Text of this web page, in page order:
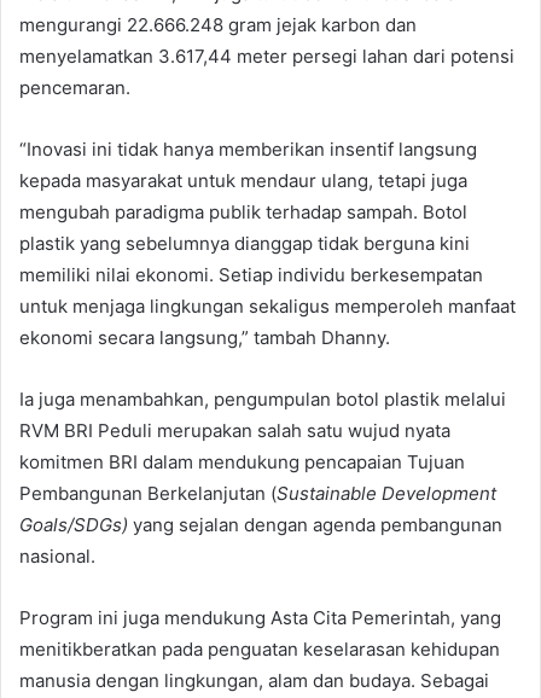
mengurangi 22.666.248 gram jejak karbon dan
menyelamatkan 3.617,44 meter persegi lahan dari potensi
pencemaran.
“Inovasi ini tidak hanya memberikan insentif langsung
kepada masyarakat untuk mendaur ulang, tetapi juga
mengubah paradigma publik terhadap sampah. Botol
plastik yang sebelumnya dianggap tidak berguna kini
memiliki nilai ekonomi. Setiap individu berkesempatan
untuk menjaga lingkungan sekaligus memperoleh manfaat
ekonomi secara langsung,” tambah Dhanny.
Ia juga menambahkan, pengumpulan botol plastik melalui
RVM BRI Peduli merupakan salah satu wujud nyata
komitmen BRI dalam mendukung pencapaian Tujuan
Pembangunan Berkelanjutan (Sustainable Development
Goals/SDGs) yang sejalan dengan agenda pembangunan
nasional.
Program ini juga mendukung Asta Cita Pemerintah, yang
menitikberatkan pada penguatan keselarasan kehidupan
manusia dengan lingkungan, alam dan budaya. Sebagai